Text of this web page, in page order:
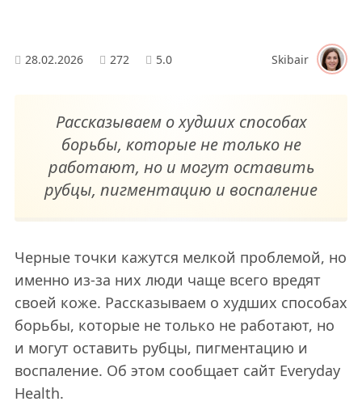
28.02.2026 272 5.0 Skibair
Рассказываем о худших способах
борьбы, которые не только не
работают, но и могут оставить
рубцы, пигментацию и воспаление
Черные точки кажутся мелкой проблемой, но
именно из-за них люди чаще всего вредят
своей коже. Рассказываем о худших способах
борьбы, которые не только не работают, но
и могут оставить рубцы, пигментацию и
воспаление. Об этом сообщает сайт Everyday
Health.